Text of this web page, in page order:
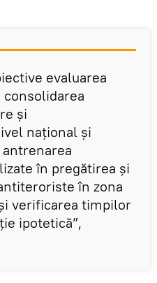
evaluarea
şi
național şi
în pregătirea şi
în zona
verificarea timpilor
ipotetică”,